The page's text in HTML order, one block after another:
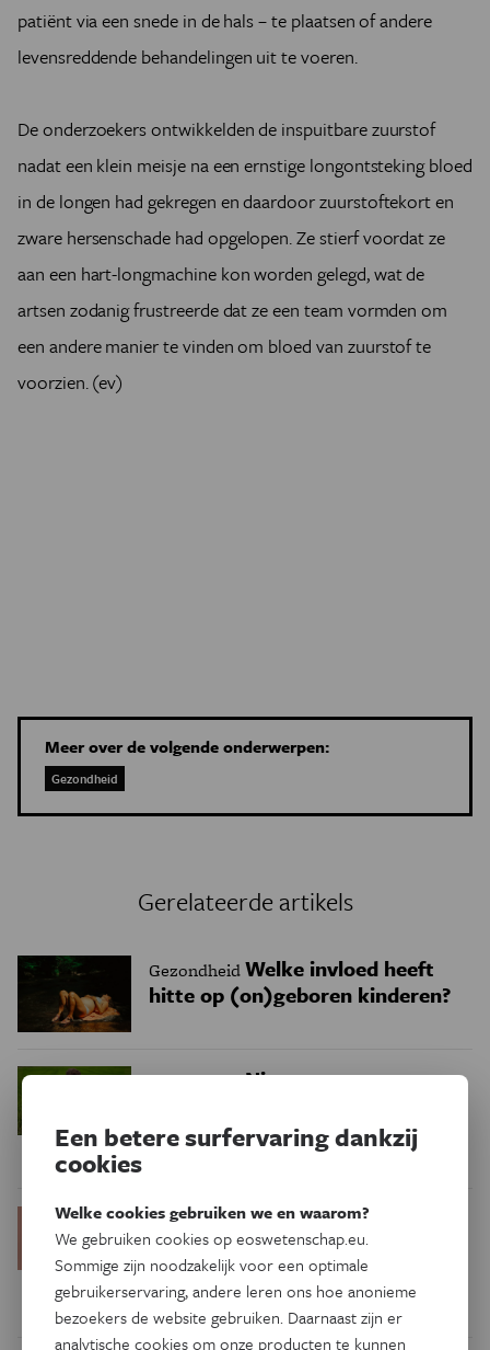
patiënt via een snede in de hals – te plaatsen of andere
levensreddende behandelingen uit te voeren.
De onderzoekers ontwikkelden de inspuitbare zuurstof
nadat een klein meisje na een ernstige longontsteking bloed
in de longen had gekregen en daardoor zuurstoftekort en
zware hersenschade had opgelopen. Ze stierf voordat ze
aan een hart-longmachine kon worden gelegd, wat de
artsen zodanig frustreerde dat ze een team vormden om
een andere manier te vinden om bloed van zuurstof te
voorzien. (ev)
Meer over de volgende onderwerpen:
Gezondheid
Gerelateerde artikels
GezondheidWelke invloed heeft
hitte op (on)geboren kinderen?
GezondheidNieuw
behandeling van overmatig
GezondheidMenstruatiecyclus:
nuttige gezondheidsindicator,
geen vitale functie
Een betere surfervaring dankzij
cookies
Welke cookies gebruiken we en waarom?
We gebruiken cookies op eoswetenschap.eu.
Sommige zijn noodzakelijk voor een optimale
gebruikerservaring, andere leren ons hoe anonieme
bezoekers de website gebruiken. Daarnaast zijn er
analytische cookies om onze producten te kunnen